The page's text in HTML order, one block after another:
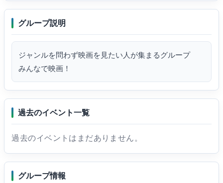
グループ説明
ジャンルを問わず映画を見たい人が集まるグループ
みんなで映画！
過去のイベント一覧
過去のイベントはまだありません。
グループ情報